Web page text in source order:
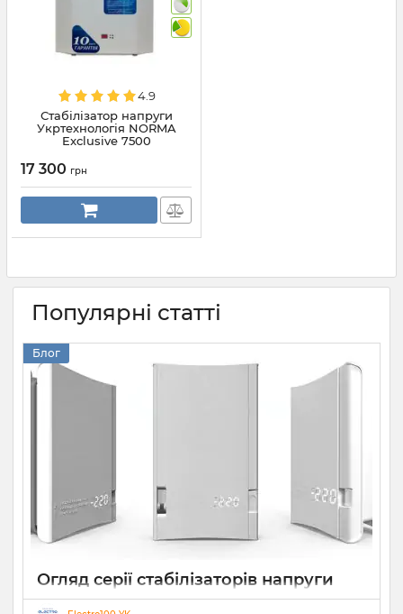
4.9
Стабілізатор напруги
Укртехнологія NORMA
Exclusive 7500
17 300 грн
Популярні статті
Блог
Огляд серії стабілізаторів напруги
Елекс АНТС: більше ніж просто